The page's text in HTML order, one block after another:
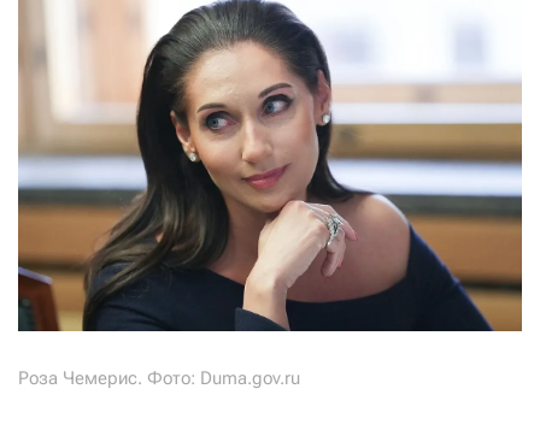
Роза Чемерис. Фото: Duma.gov.ru